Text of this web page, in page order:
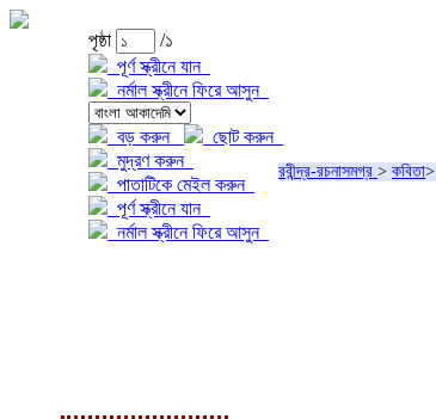
পৃষ্ঠা
/১
পূর্ণ স্ক্রীনে যান
নর্মাল স্ক্রীনে ফিরে আসুন
বড় করুন
ছোট করুন
মুদ্রণ করুন
পাতাটিকে মেইল করুন
পূর্ণ স্ক্রীনে যান
নর্মাল স্ক্রীনে ফিরে আসুন
রবীন্দ্র-রচনাসমগ্র > কবিতা>